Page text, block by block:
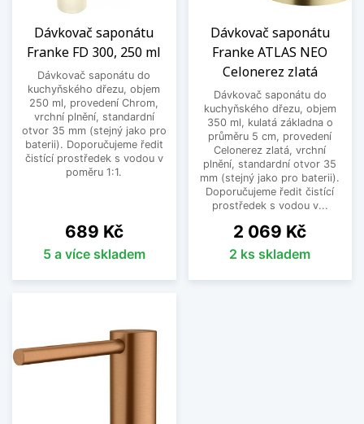
Dávkovač saponátu
Franke FD 300, 250 ml
Dávkovač saponátu do
kuchyňského dřezu, objem
250 ml, provedení Chrom,
vrchní plnění, standardní
otvor 35 mm (stejný jako pro
baterii). Doporučujeme ředit
čistící prostředek s vodou v
poměru 1:1.
Cena
689 Kč
5 a více skladem
Dávkovač saponátu
Franke ATLAS NEO
Celonerez zlatá
Dávkovač saponátu do
kuchyňského dřezu, objem
350 ml, kulatá základna o
průměru 5 cm, provedení
Celonerez zlatá, vrchní
plnění, standardní otvor 35
mm (stejný jako pro baterii).
Doporučujeme ředit čistící
prostředek s vodou v...
Cena
2 069 Kč
2 ks skladem